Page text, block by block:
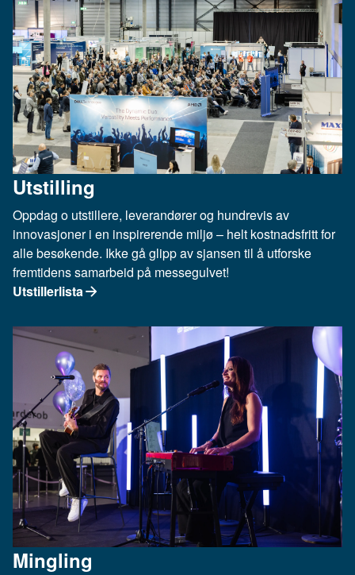
Utstilling
Oppdag o utstillere, leverandører og hundrevis av
innovasjoner i en inspirerende miljø – helt kostnadsfritt for
alle besøkende. Ikke gå glipp av sjansen til å utforske
fremtidens samarbeid på messegulvet!
Utstillerlista
Mingling